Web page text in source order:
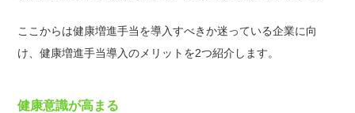
ここからは健康増進手当を導入すべきか迷っている企業に向
け、健康増進手当導入のメリットを2つ紹介します。
健康意識が高まる